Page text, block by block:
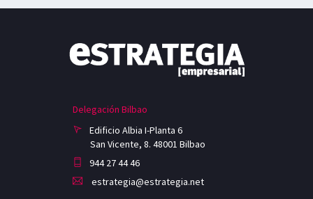
Delegación Bilbao
Edificio Albia I-Planta 6
San Vicente, 8. 48001 Bilbao
944 27 44 46
estrategia@estrategia.net